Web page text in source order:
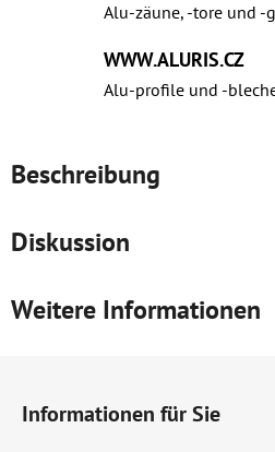
Alu-zäune, -tore und -
WWW.ALURIS.CZ
Alu-profile und
Beschreibung
Diskussion
Weitere Informationen
Informationen für Sie